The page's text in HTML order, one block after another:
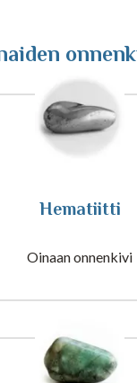
Hematiitti
Oinaan onnenkivi